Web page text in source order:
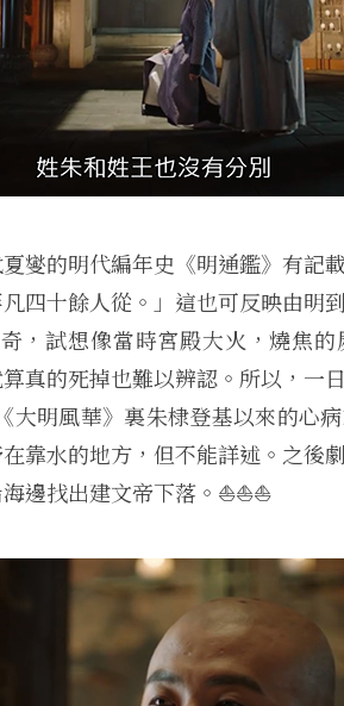
燮的明代編年史《明通鑑》有記
四十餘人從。」這也可反映由明
，試想像當時宮殿大火，燒焦
真的死掉也難以辨認。所以，一
大明風華》裏朱棣登基以來的心
靠水的地方，但不能詳述。之後
邊找出建文帝下落。⛵️⛵️⛵️